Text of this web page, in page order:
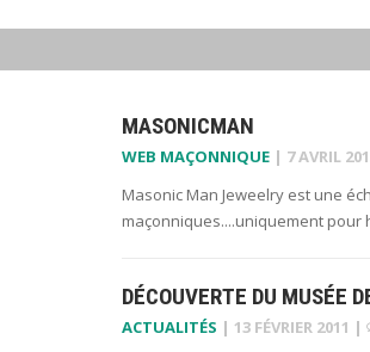
MASONICMAN
WEB MAÇONNIQUE | 7 AVRIL
Masonic Man Jeweelry est une
maçonniques....uniquement pour
DÉCOUVERTE DU MUSÉE
ACTUALITÉS | 13 FÉVRIER 2011 |